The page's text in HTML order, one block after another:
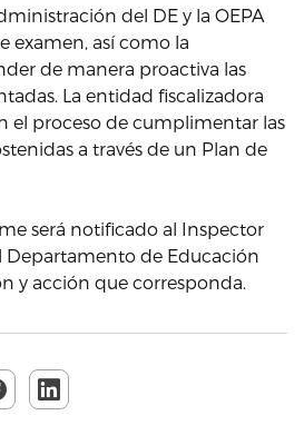
del DE y la OEPA
examen, así como la
de manera proactiva las
La entidad fiscalizadora
el proceso de cumplimentar las
a través de un Plan de
será notificado al Inspector
Departamento de Educación
y acción que corresponda.